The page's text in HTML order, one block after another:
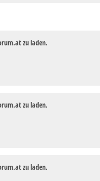
zu laden.
zu laden.
zu laden.